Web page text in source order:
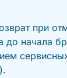
плавания
самые
лучшее из
при
до начала